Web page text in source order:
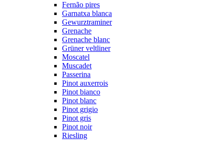
Fernão pires
Garnatxa blanca
Gewurztraminer
Grenache
Grenache blanc
Grüner veltliner
Moscatel
Muscadet
Passerina
Pinot auxerrois
Pinot bianco
Pinot blanc
Pinot grigio
Pinot gris
Pinot noir
Riesling